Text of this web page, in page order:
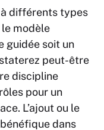
différents types
modèle
guidée soit un
peut-être
discipline
pour un
L’ajout ou le
dans